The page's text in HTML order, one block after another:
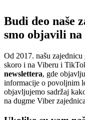
Budi deo naše
smo objavili na
Od 2017. našu
skoro i na Viberu i
newslettera, gde
informacije o povoljnim
objavljujemo sadržaj
na dugme Viber